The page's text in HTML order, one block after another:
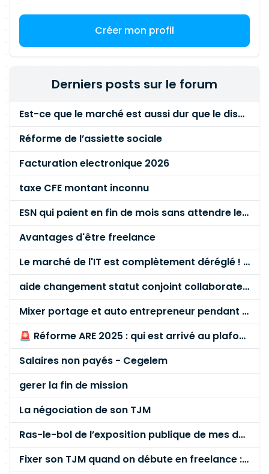
Créer mon profil
Derniers posts sur le forum
Est-ce que le marché est aussi dur que le disent les commerciaux ?
Réforme de l’assiette sociale
Facturation electronique 2026
taxe CFE montant inconnu
ESN qui paient en fin de mois sans attendre le paiement client ?
Avantages d'être freelance
Le marché de l'IT est complètement déréglé ! STOP à cette mascarade ! Il faut s'unir et résister !
aide changement statut conjoint collaborateur
Mixer portage et auto entrepreneur pendant des années - quel risque ?
🚨 Réforme ARE 2025 : qui est arrivé au plafond des 60 % en gardant son entreprise ?
Salaires non payés - Cegelem
gerer la fin de mission
La négociation de son TJM
Ras-le-bol de l’exposition publique de mes données personnelles liées à mon entreprise
Fixer son TJM quand on débute en freelance : la méthode mathématique (et pas au feeling) 🛑